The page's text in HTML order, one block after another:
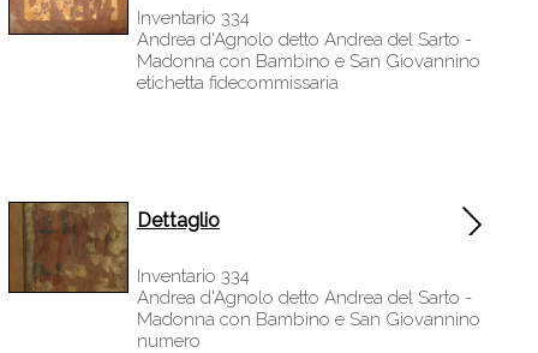
Inventario 334
Andrea d'Agnolo detto Andrea del Sarto -
Madonna con Bambino e San Giovannino
etichetta fidecommissaria
Dettaglio
Inventario 334
Andrea d'Agnolo detto Andrea del Sarto -
Madonna con Bambino e San Giovannino
numero